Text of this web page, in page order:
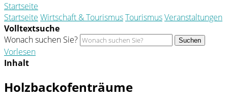
Startseite
Startseite Wirtschaft & TourismusTourismusVeranstaltungen
Volltextsuche
Wonach suchen Sie?
Suchen
Vorlesen
Inhalt
Holzbackofenträume